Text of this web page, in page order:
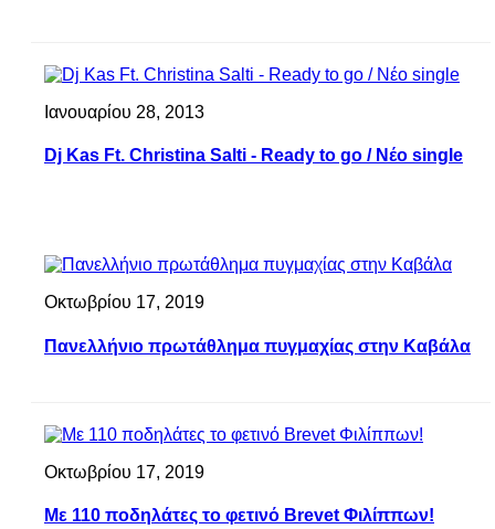
Ιανουαρίου 28, 2013
Dj Kas Ft. Christina Salti - Ready to go / Nέο single
Οκτωβρίου 17, 2019
Πανελλήνιο πρωτάθλημα πυγμαχίας στην Καβάλα
Οκτωβρίου 17, 2019
Με 110 ποδηλάτες το φετινό Brevet Φιλίππων!